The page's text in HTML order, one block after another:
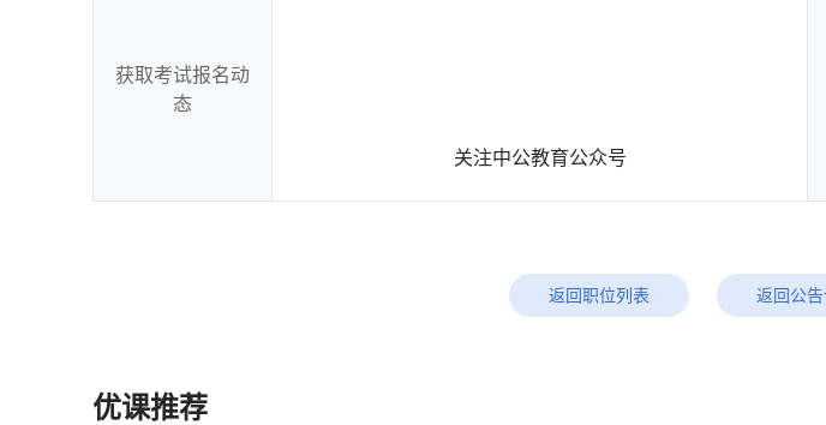
获取考试报名动
态
关注中公教育公众号
返回职位列表 返回公
优课推荐